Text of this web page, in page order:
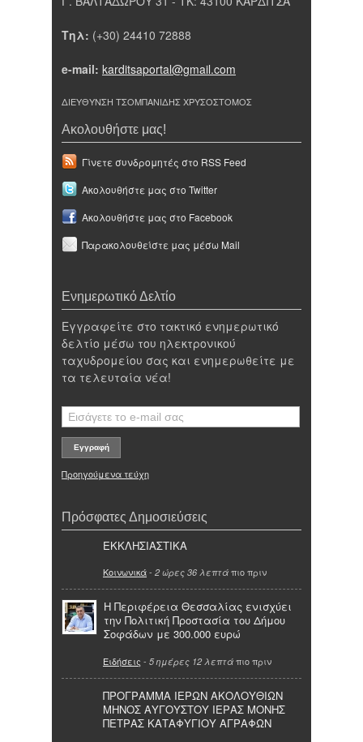
Τηλ: (+30) 24410 72888
e-mail: karditsaportal@gmail.com
ΔΙΕΥΘΥΝΣΗ ΤΣΟΜΠΑΝΙΔΗΣ ΧΡΥΣΟΣΤΟΜΟΣ
Ακολουθήστε μας!
Γίνετε συνδρομητές στο RSS Feed
Ακολουθήστε μας στο Twitter
Ακολουθήστε μας στο Facebook
Παρακολουθείστε μας μέσω Mail
Ενημερωτικό Δελτίο
Εγγραφείτε στο τακτικό ενημερωτικό
δελτίο μέσω του ηλεκτρονικού
ταχυδρομείου σας και ενημερωθείτε με
τα τελευταία νέα!
Προηγούμενα τεύχη
Πρόσφατες Δημοσιεύσεις
ΕΚΚΛΗΣΙΑΣΤΙΚΑ
Κοινωνικά- 2 ώρες 36 λεπτά πιο πριν
Η Περιφέρεια Θεσσαλίας ενισχύει
την Πολιτική Προστασία του Δήμου
Σοφάδων με 300.000 ευρώ
Ειδήσεις - 5 ημέρες 12 λεπτά πιο πριν
ΠΡΟΓΡΑΜΜΑ ΙΕΡΩΝ ΑΚΟΛΟΥΘΙΩΝ
ΜΗΝΟΣ ΑΥΓΟΥΣΤΟΥ ΙΕΡΑΣ ΜΟΝΗΣ
ΠΕΤΡΑΣ ΚΑΤΑΦΥΓΙΟΥ ΑΓΡΑΦΩΝ